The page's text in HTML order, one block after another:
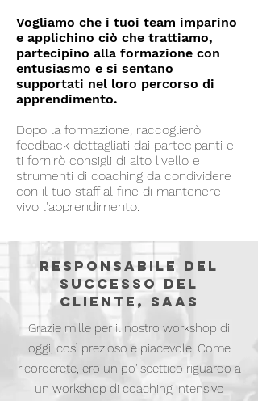
Vogliamo che i tuoi team imparino
e applichino ciò che trattiamo,
partecipino alla formazione con
entusiasmo e si sentano
supportati nel loro percorso di
apprendimento.
Dopo la formazione, raccoglierò
feedback dettagliati dai partecipanti e
ti fornirò consigli di alto livello e
strumenti di coaching da condividere
con il tuo staff al fine di mantenere
vivo l'apprendimento.
RESPONSABILE DEL
SUCCESSO DEL
CLIENTE, SAAS
Grazie mille per il nostro workshop di
oggi, così prezioso e piacevole! Come
ricorderete, ero un po' scettico riguardo a
un workshop di coaching intensivo